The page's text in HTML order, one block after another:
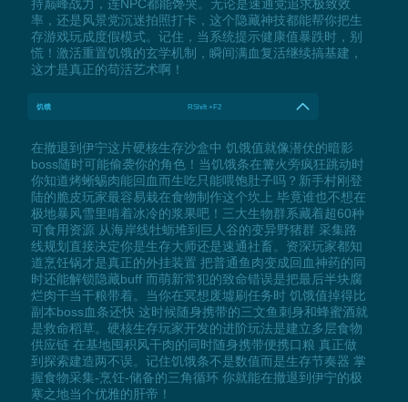
持巅峰战力，连NPC都能馋哭。无论是速通党追求极致效
率，还是风景党沉迷拍照打卡，这个隐藏神技都能帮你把生
存游戏玩成度假模式。记住，当系统提示健康值暴跌时，别
慌！激活重置饥饿的玄学机制，瞬间满血复活继续搞基建，
这才是真正的苟活艺术啊！
饥饿 RShift +F2
在撤退到伊宁这片硬核生存沙盒中 饥饿值就像潜伏的暗影
boss随时可能偷袭你的角色！当饥饿条在篝火旁疯狂跳动时
你知道烤蜥蜴肉能回血而生吃只能喂饱肚子吗？新手村刚登
陆的脆皮玩家最容易栽在食物制作这个坎上 毕竟谁也不想在
极地暴风雪里啃着冰冷的浆果吧！三大生物群系藏着超60种
可食用资源 从海岸线牡蛎堆到巨人谷的变异野猪群 采集路
线规划直接决定你是生存大师还是速通社畜。资深玩家都知
道烹饪锅才是真正的外挂装置 把普通鱼肉变成回血神药的同
时还能解锁隐藏buff 而萌新常犯的致命错误是把最后半块腐
烂肉干当干粮带着。当你在冥想废墟刷任务时 饥饿值掉得比
副本boss血条还快 这时候随身携带的三文鱼刺身和蜂蜜酒就
是救命稻草。硬核生存玩家开发的进阶玩法是建立多层食物
供应链 在基地囤积风干肉的同时随身携带便携口粮 真正做
到探索建造两不误。记住饥饿条不是数值而是生存节奏器 掌
握食物采集-烹饪-储备的三角循环 你就能在撤退到伊宁的极
寒之地当个优雅的肝帝！